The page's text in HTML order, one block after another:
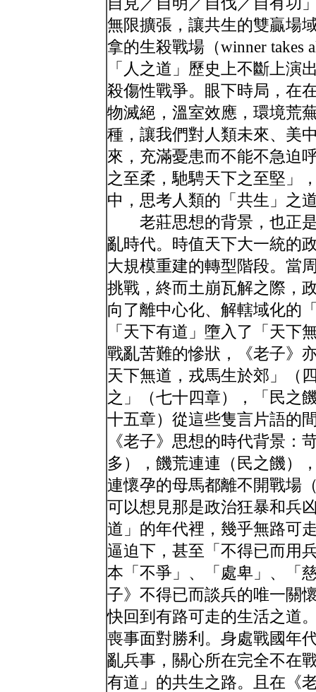
無限擴張，讓共生的雙贏場
拿的生殺戰場（winner takes
「人之道」歷史上不斷上演
殺傷性戰爭。眼下時局，在
物滅絕，溫室效應，環境
種，讓我們對人類未來、美
來，充滿憂患而不能不急迫
之至柔，馳騁天下之至堅」
中，思考人類的「共生」之
老莊思想的背景，也正是
亂時代。時值天下大一統的
大規模重建的轉型階段。當
挑戰，終而土崩瓦解之際，
向了離中心化、解轄域化的
「天下有道」墮入了「天下
戰亂苦難的慘狀，《老子》
天下無道，戎馬生於郊」（
之」（七十四章），「民之
十五章）從這些隻言片語的
《老子》思想的時代背景：
多），饑荒連連（民之饑）
連懷孕的母馬都離不開戰場
可以想見那是政治狂暴和兵
道」的年代裡，幾乎無路可
逼迫下，甚至「不得已而用
本「不爭」、「處卑」、「
子》不得已而談兵的唯一關
快回到有路可走的生活之道
喪事面對勝利。身處戰國年
亂兵事，關心所在完全不在
有道」的共生之路。且在《